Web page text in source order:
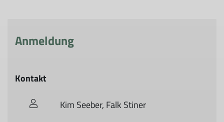
Anmeldung
Kontakt
Kim Seeber, Falk Stiner